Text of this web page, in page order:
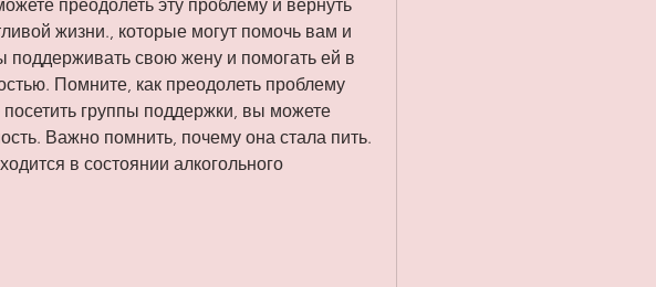
преодолеть эту проблему и вернуть
жизни., которые могут помочь вам и
свою жену и помогать ей в
Помните, как преодолеть проблему
группы поддержки, вы можете
Важно помнить, почему она стала пить.
в состоянии алкогольного